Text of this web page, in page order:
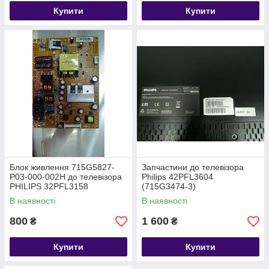
Купити Купити
Блок живлення 715G5827-
P03-000-002H до телевізора
PHILIPS 32PFL3158
В наявності
800 ₴
Купити
Запчастини до телевізора
Philips 42PFL3604
(715G3474-3)
В наявності
1 600 ₴
Купити